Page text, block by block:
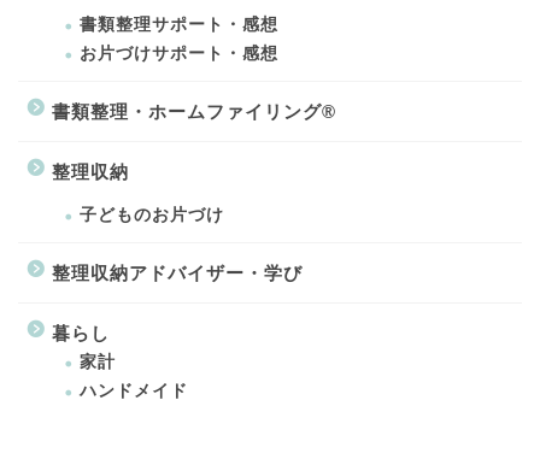
書類整理サポート・感想
お片づけサポート・感想
書類整理・ホームファイリング®
整理収納
子どものお片づけ
整理収納アドバイザー・学び
暮らし
家計
ハンドメイド